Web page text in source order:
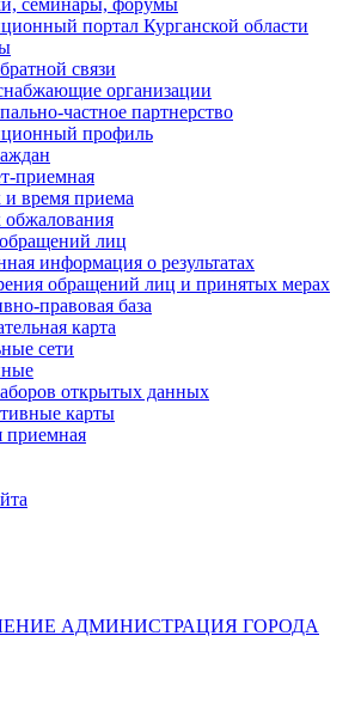
семинары, форумы
портал Курганской области
связи
организации
частное партнерство
профиль
приемная
время приема
обжалования
лиц
информация о результатах
обращений лиц и принятых мерах
правовая база
карта
сети
открытых данных
карты
приемная
АДМИНИСТРАЦИЯ ГОРОДА